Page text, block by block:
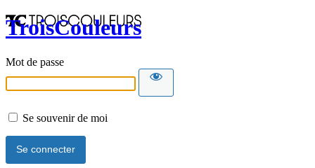
TroisCouleurs
Mot de passe
Se souvenir de moi